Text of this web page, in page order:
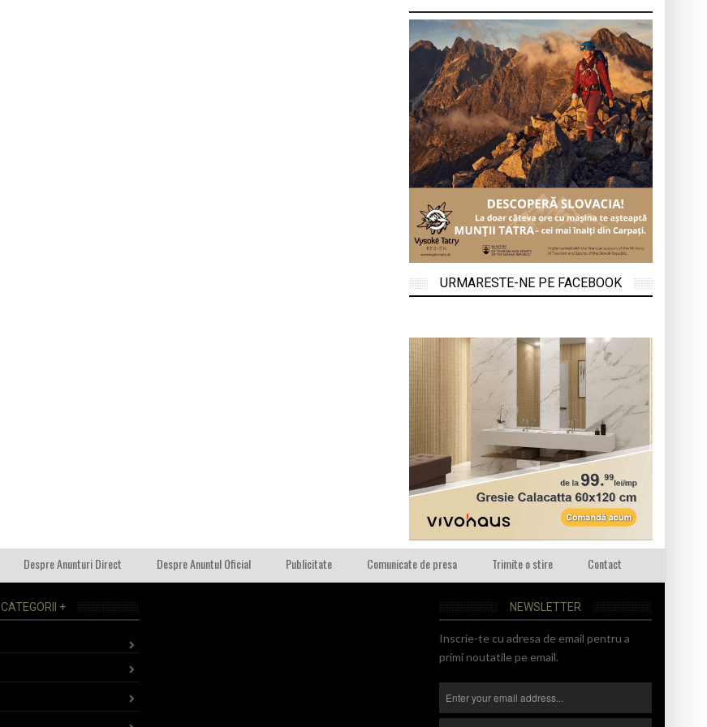
URMARESTE-NE PE FACEBOOK
Despre Anunturi Direct Despre Anuntul Oficial Publicitate Comunicate de presa Trimite o stire Contact
CATEGORII + NEWSLETTER
Inscrie-te cu adresa de email pentru a
primi noutatile pe email.